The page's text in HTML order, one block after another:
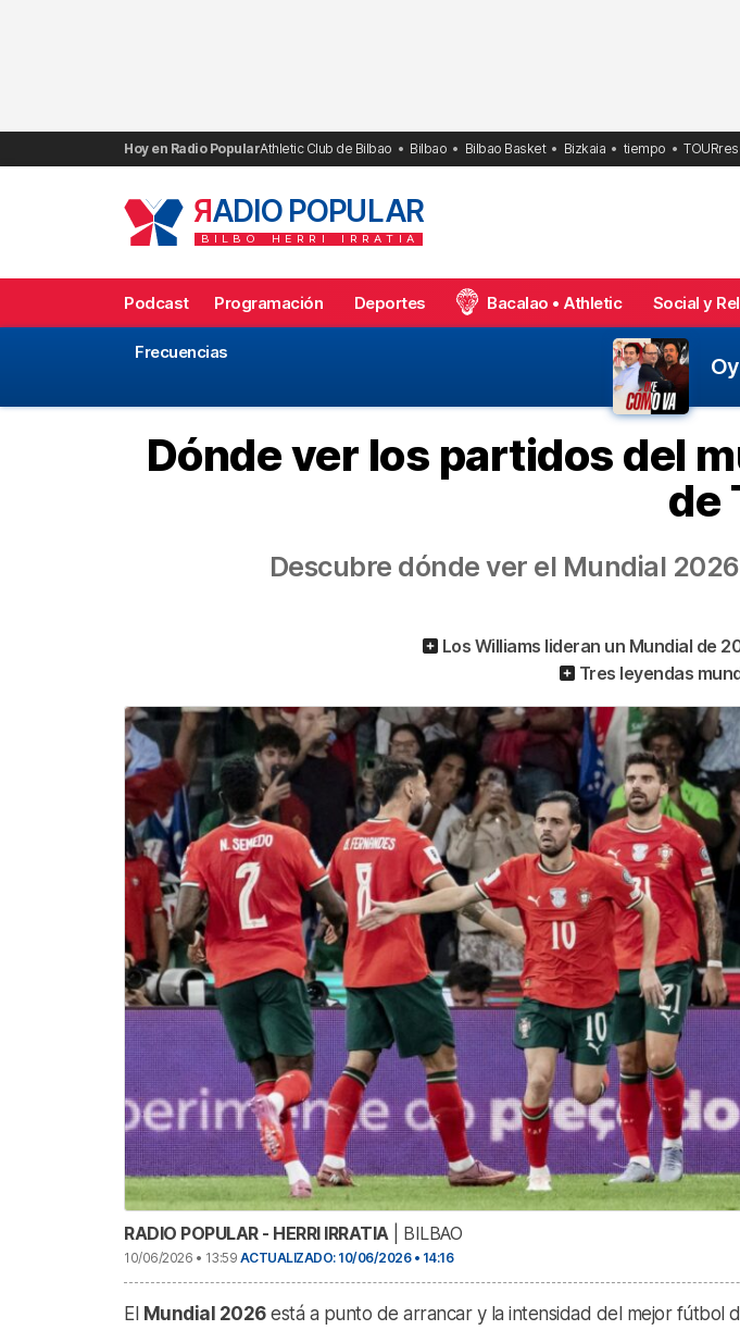
Hoy en Radio PopularAthletic Club de Bilbao Bilbao Bilbao Basket Bizkaia tiempo
RADIO POPULAR
BILBO HERRI IRRATIA
Podcast Programación Deportes Bacalao • Athletic Social y
Frecuencias
Dónde ver los partidos del
de
Descubre dónde ver el Mundial
Los Williams lideran un Mundial de
Tres leyendas
RADIO POPULAR - HERRI IRRATIA| BILBAO
10/06/2026 • 13:59 ACTUALIZADO: 10/06/2026 • 14:16
El Mundial 2026está a punto de arrancar y la intensidad del mejor fútbol